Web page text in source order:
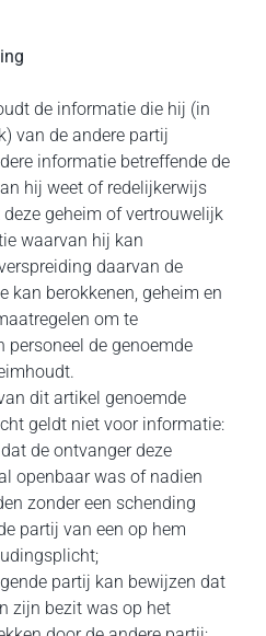
de informatie die hij (in
van de andere partij
informatie betreffende de
hij weet of redelijkerwijs
geheim of vertrouwelijk
waarvan hij kan
daarvan de
kan berokkenen, geheim en
om te
personeel de genoemde
dit artikel genoemde
geldt niet voor informatie:
de ontvanger deze
openbaar was of nadien
zonder een schending
partij van een op hem
partij kan bewijzen dat
zijn bezit was op het